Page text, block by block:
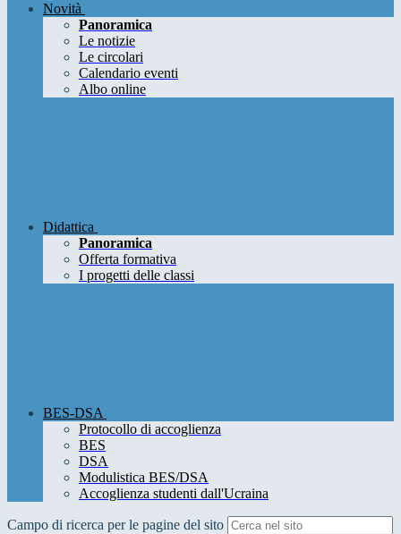
Novità
Panoramica
Le notizie
Le circolari
Calendario eventi
Albo online
Didattica
Panoramica
Offerta formativa
I progetti delle classi
BES-DSA
Protocollo di accoglienza
BES
DSA
Modulistica BES/DSA
Accoglienza studenti dall'Ucraina
Campo di ricerca per le pagine del sito